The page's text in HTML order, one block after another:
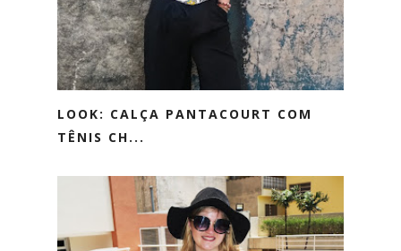
LOOK: CALÇA PANTACOURT COM
TÊNIS CH...